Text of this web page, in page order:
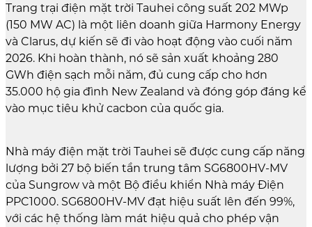
Trang trại điện mặt trời Tauhei công suất 202 MWp
(150 MW AC) là một liên doanh giữa Harmony Energy
và Clarus, dự kiến sẽ đi vào hoạt động vào cuối năm
2026. Khi hoàn thành, nó sẽ sản xuất khoảng 280
GWh điện sạch mỗi năm, đủ cung cấp cho hơn
35.000 hộ gia đình New Zealand và đóng góp đáng kể
vào mục tiêu khử cacbon của quốc gia.
Nhà máy điện mặt trời Tauhei sẽ được cung cấp năng
lượng bởi 27 bộ biến tần trung tâm SG6800HV-MV
của Sungrow và một Bộ điều khiển Nhà máy Điện
PPC1000. SG6800HV-MV đạt hiệu suất lên đến 99%,
với các hệ thống làm mát hiệu quả cho phép vận